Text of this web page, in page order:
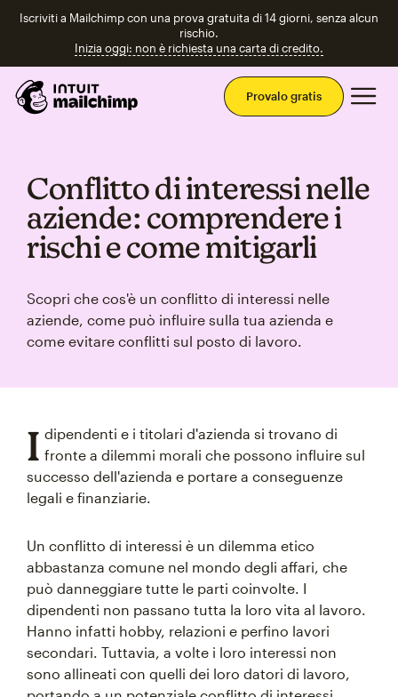
Iscriviti a Mailchimp con una prova gratuita di 14 giorni, senza alcun
rischio.
Inizia oggi: non è richiesta una carta di credito.
Provalo gratis
Conflitto di interessi nelle
aziende: comprendere i
rischi e come mitigarli
Scopri che cos'è un conflitto di interessi nelle
aziende, come può influire sulla tua azienda e
come evitare conflitti sul posto di lavoro.
I dipendenti e i titolari d'azienda si trovano di
fronte a dilemmi morali che possono influire sul
successo dell'azienda e portare a conseguenze
legali e finanziarie.
Un conflitto di interessi è un dilemma etico
abbastanza comune nel mondo degli affari, che
può danneggiare tutte le parti coinvolte. I
dipendenti non passano tutta la loro vita al lavoro.
Hanno infatti hobby, relazioni e perfino lavori
secondari. Tuttavia, a volte i loro interessi non
sono allineati con quelli dei loro datori di lavoro,